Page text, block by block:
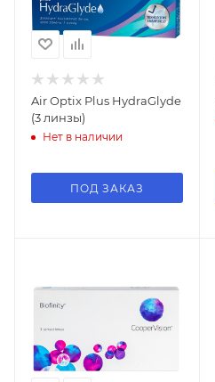
Air Optix Plus HydraGlyde
(3 линзы)
Нет в наличии
ПОД ЗАКАЗ